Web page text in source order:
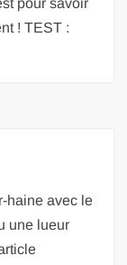
pour savoir
! TEST :
haine avec le
une lueur